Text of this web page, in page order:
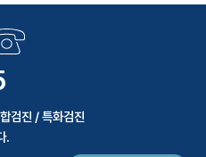
검진 / 특화검진
.